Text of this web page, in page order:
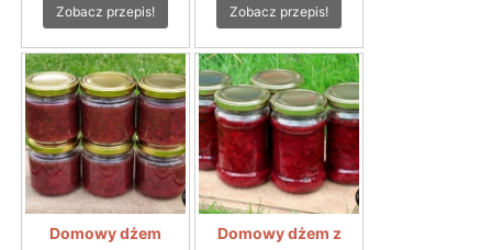
Zobacz przepis! Zobacz przepis!
Domowy dżem
Domowy dżem z